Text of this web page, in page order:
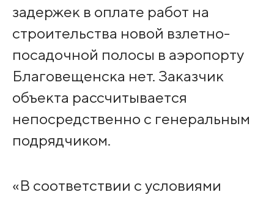
задержек в оплате работ на
строительства новой взлетно-
посадочной полосы в аэропорту
Благовещенска нет. Заказчик
объекта рассчитывается
непосредственно с генеральным
подрядчиком.
«В соответствии с условиями